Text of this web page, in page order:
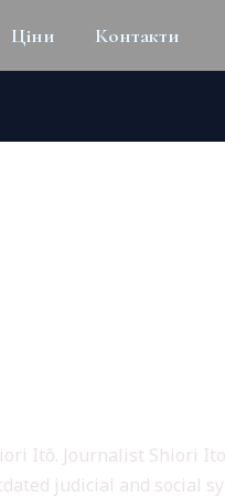
Ціни Контакти
Itô. Journalist Shiori
judicial and social